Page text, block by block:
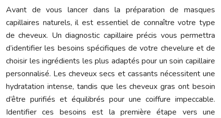
Avant de vous lancer dans la préparation de masques
capillaires naturels, il est essentiel de connaître votre type
de cheveux. Un diagnostic capillaire précis vous permettra
d’identifier les besoins spécifiques de votre chevelure et de
choisir les ingrédients les plus adaptés pour un soin capillaire
personnalisé. Les cheveux secs et cassants nécessitent une
hydratation intense, tandis que les cheveux gras ont besoin
d’être purifiés et équilibrés pour une coiffure impeccable.
Identifier ces besoins est la première étape vers une